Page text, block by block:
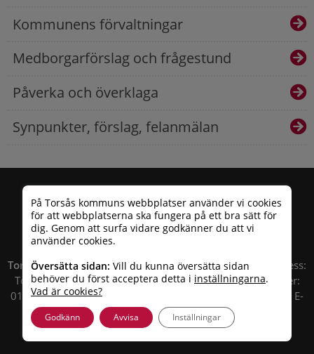
På Torsås kommuns webbplatser använder vi cookies
för att webbplatserna ska fungera på ett bra sätt för
dig. Genom att surfa vidare godkänner du att vi
använder cookies.
Översätta sidan: Vill du kunna översätta sidan
behöver du först acceptera detta i inställningarna.
Vad är cookies?
Godkänn Avvisa Inställningar
Kommunens förvaltningar
Medborgarförslag och frågestund
Påverka och överklaga
Synpunkter, förslag, felanmälan
Torsås kommun| Besöksadress: Allfargatan 26 | Postadress:
Torsås kommun, Box 503, 385 25 Torsås Telefonnummer:
010 – 35 33 100 | Organisationsnummer: 212000-0696 | E-
post:info@torsas.se|Tillgänglighetsredogörelse